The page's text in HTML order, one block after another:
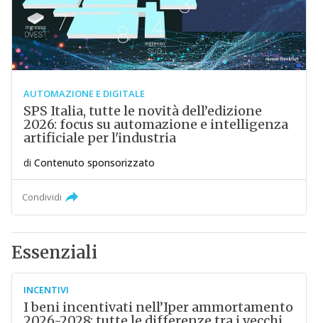
AUTOMAZIONE E DIGITALE
SPS Italia, tutte le novità dell’edizione
2026: focus su automazione e intelligenza
artificiale per l'industria
di Contenuto sponsorizzato
Condividi
Essenziali
INCENTIVI
I beni incentivati nell’Iper ammortamento